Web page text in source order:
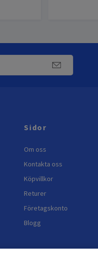
Sidor
Om oss
Kontakta oss
Köpvillkor
Returer
Företagskonto
Blogg